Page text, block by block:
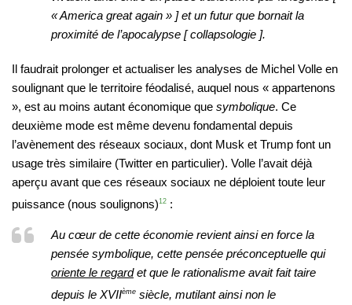
«America great again » ] et un futur que bornait la
proximité de l’apocalypse [ collapsologie ].
Il faudrait prolonger et actualiser les analyses de Michel Volle en
soulignant que le territoire féodalisé, auquel nous « appartenons
», est au moins autant économique que symbolique. Ce
deuxième mode est même devenu fondamental depuis
l’avènement des réseaux sociaux, dont Musk et Trump font un
usage très similaire (Twitter en particulier). Volle l’avait déjà
aperçu avant que ces réseaux sociaux ne déploient toute leur
puissance (nous soulignons) 12 :
Au cœur de cette économie revient ainsi en force la
pensée symbolique, cette pensée préconceptuelle qui
oriente le regardet que le rationalisme avait fait taire
depuis le XVIIème siècle, mutilant ainsi non le